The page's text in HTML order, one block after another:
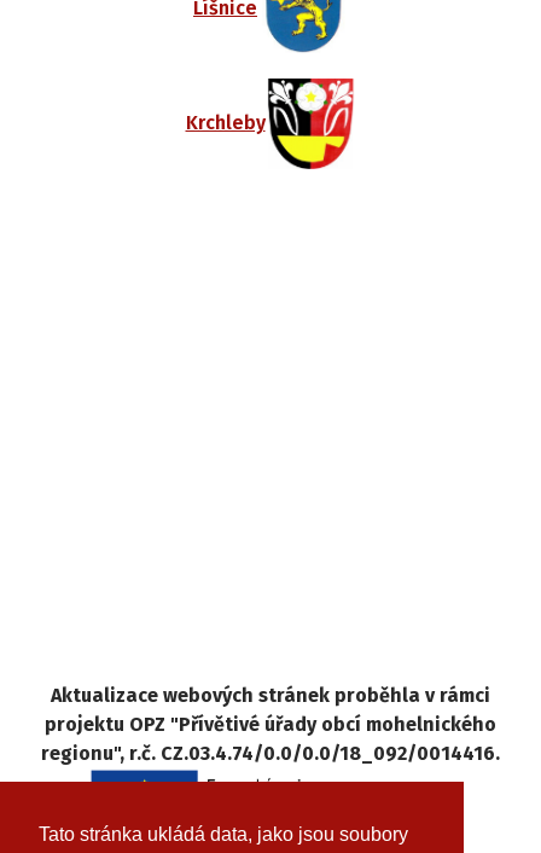
Tato stránka ukládá data, jako jsou soubory
Líšnice
Krchleby
Aktualizace webových stránek proběhla v rámci
projektu OPZ "Přívětivé úřady obcí mohelnického
regionu", r.č. CZ.03.4.74/0.0/0.0/18_092/0014416.